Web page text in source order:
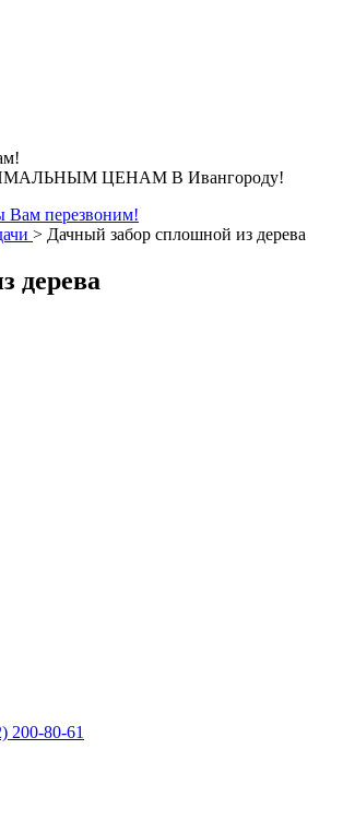
ЦЕНАМ В Ивангороду!
Вам перезвоним!
> Дачный забор сплошной из дерева
дерева
200-80-61